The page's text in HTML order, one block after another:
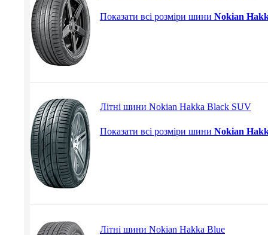
Показати всі розміри шини Nokian
Літні шини Nokian Hakka Black SUV
Показати всі розміри шини Nokian
Літні шини Nokian Hakka Blue